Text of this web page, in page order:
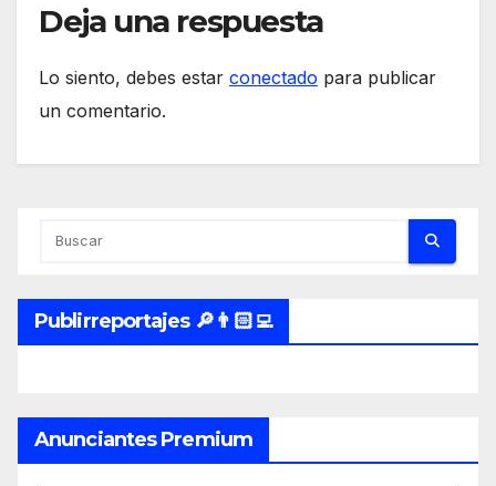
Deja una respuesta
Lo siento, debes estar conectado para publicar
un comentario.
Publirreportajes 🔎👨🏻‍💻
Anunciantes Premium